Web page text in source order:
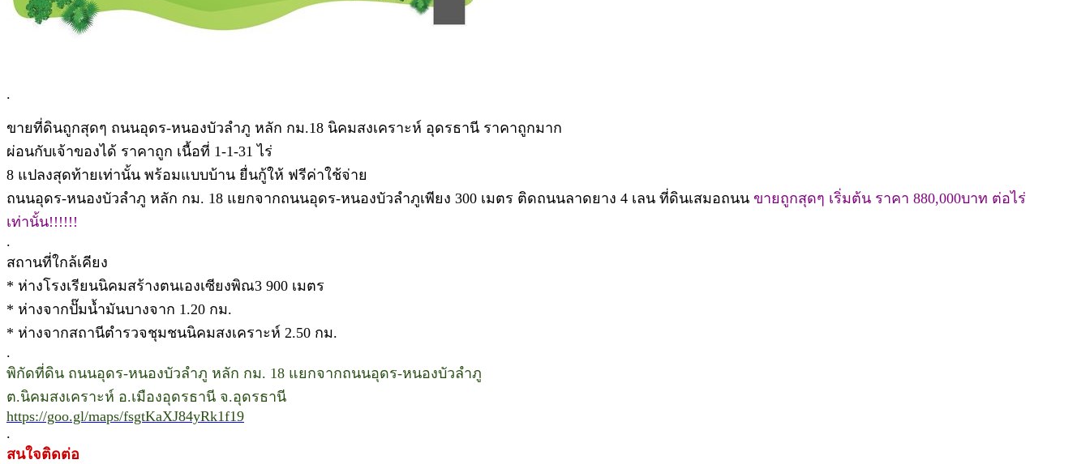
.
ขายที่ดินถูกสุดๆ ถนนอุดร-หนองบัวลำภู หลัก กม.18 นิคมสงเคราะห์ อุดรธานี ราคาถูกมาก
ผ่อนกับเจ้าของได้ ราคาถูก เนื้อที่ 1-1-31 ไร่
8 แปลงสุดท้ายเท่านั้น พร้อมแบบบ้าน ยื่นกู้ให้ ฟรีค่าใช้จ่าย
ถนนอุดร-หนองบัวลำภู หลัก กม. 18 แยกจากถนนอุดร-หนองบัวลำภูเพียง 300 เมตร ติดถนนลาดยาง 4 เลน ที่ดินเสมอถนน ขายถูกสุดๆ เริ่มต้น ราคา 880,000บาท ต่อไร่
เท่านั้น!!!!!!
.
สถานที่ใกล้เคียง
* ห่างโรงเรียนนิคมสร้างตนเองเซียงพิณ3 900 เมตร
* ห่างจากปั๊มน้ำมันบางจาก 1.20 กม.
* ห่างจากสถานีตำรวจชุมชนนิคมสงเคราะห์ 2.50 กม.
.
พิกัดที่ดิน ถนนอุดร-หนองบัวลำภู หลัก กม. 18 แยกจากถนนอุดร-หนองบัวลำภู
ต.นิคมสงเคราะห์ อ.เมืองอุดรธานี จ.อุดรธานี
https://goo.gl/maps/fsgtKaXJ84yRk1f19
.
สนใจติดต่อ